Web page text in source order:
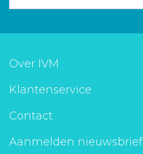
Over IVM
Klantenservice
Contact
Aanmelden nieuwsbrief